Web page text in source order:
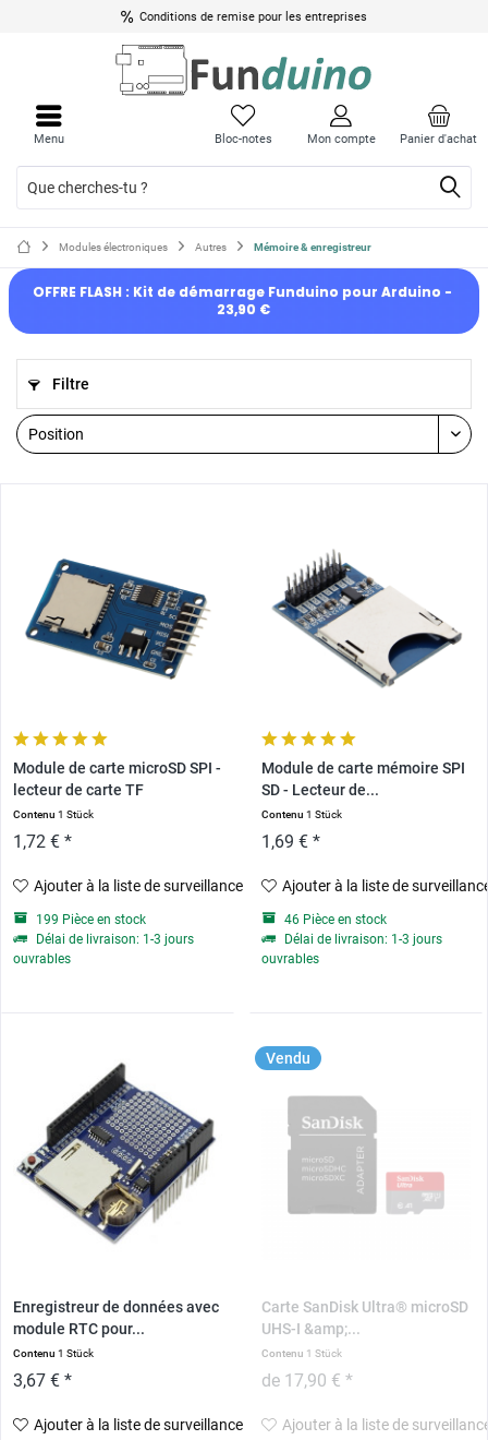
Conditions de remise pour les entreprises
Panier d'achat
Bloc-notes Mon compte
Menu
Modules électroniques Autres Mémoire & enregistreur
OFFRE FLASH : Kit de démarrage Funduino pour Arduino -
23,90 €
Filtre
Module de carte microSD SPI -
lecteur de carte TF
Contenu1 Stück
1,72 € *
Ajouter à la liste de surveillance
199 Pièce en stock
Délai de livraison: 1-3 jours
ouvrables
Module de carte mémoire SPI
SD - Lecteur de...
Contenu 1 Stück
1,69 € *
Ajouter à la liste de
46 Pièce en stock
Délai de livraison: 1-3 jours
ouvrables
Enregistreur de données avec
module RTC pour...
Contenu1 Stück
3,67 € *
Ajouter à la liste de surveillance
Vendu
Carte SanDisk Ultra® microSD
UHS-I &amp;...
Contenu 1 Stück
de 17,90 € *
Ajouter à la liste de